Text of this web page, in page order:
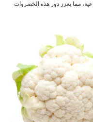
مما يعزز دور هذه الخضروات